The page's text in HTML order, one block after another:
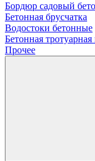
Бордюр садовый
Бетонная брусчатка
Водостоки бетонные
Бетонная тротуарная
Прочее